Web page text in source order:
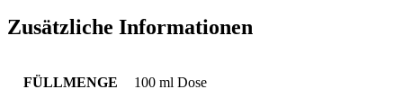
Zusätzliche Informationen
FÜLLMENGE 100 ml Dose